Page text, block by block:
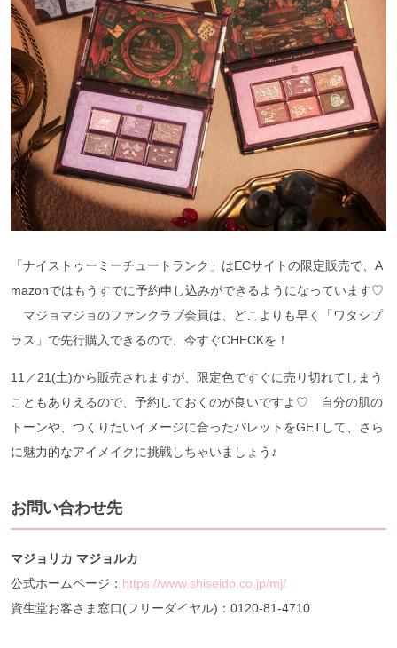
「ナイストゥーミーチュートランク」はECサイトの限定販売で、A
mazonではもうすでに予約申し込みができるようになっています♡
マジョマジョのファンクラブ会員は、どこよりも早く「ワタシプ
ラス」で先行購入できるので、今すぐCHECKを！
11／21(土)から販売されますが、限定色ですぐに売り切れてしまう
こともありえるので、予約しておくのが良いですよ♡ 自分の肌の
トーンや、つくりたいイメージに合ったパレットをGETして、さら
に魅力的なアイメイクに挑戦しちゃいましょう♪
お問い合わせ先
マジョリカ マジョルカ
公式ホームページ： https://www.shiseido.co.jp/mj/
資生堂お客さま窓口(フリーダイヤル)：0120-81-4710